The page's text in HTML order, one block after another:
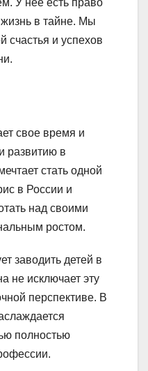
У нее есть право
в тайне. Мы
счастья и успехов
свое время и
развитию в
стать одной
в России и
над своими
ростом.
заводить детей в
не исключает эту
перспективе. В
полностью